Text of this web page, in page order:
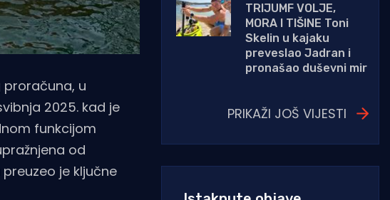
u
2025. kad je
funkcijom
od
je ključne
TRIJUMF VOLJE,
MORA I TIŠINE Toni
Skelin u kajaku
preveslao Jadran i
pronašao duševni mir
PRIKAŽI JOŠ VIJESTI